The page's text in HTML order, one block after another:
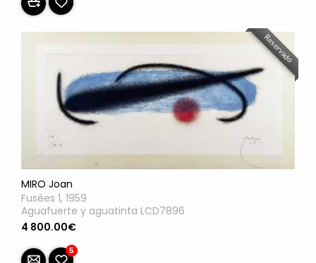
Reservado
MIRO Joan
Fusées 1, 1959
Aguafuerte y aguatinta LCD7896
4 800.00€
5